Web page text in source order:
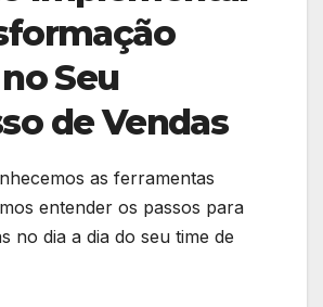
Seu
de Vendas
as ferramentas
entender os passos para
no dia a dia do seu time de